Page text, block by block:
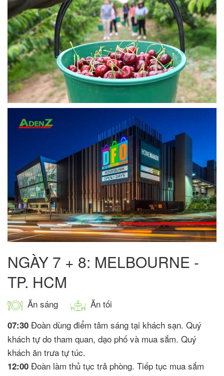
NGÀY 7 + 8: MELBOURNE -
TP. HCM
Ăn sáng Ăn tối
07:30 Đoàn dùng điểm tâm sáng tại khách sạn. Quý
khách tự do tham quan, dạo phố và mua sắm. Quý
khách ăn trưa tự túc.
12:00 Đoàn làm thủ tục trả phòng. Tiếp tục mua sắm